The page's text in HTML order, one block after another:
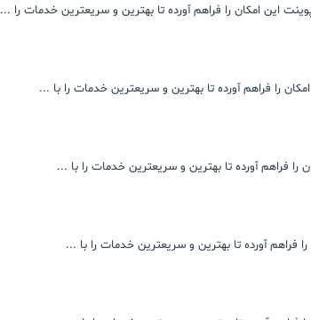
این امکان را فراهم آورده تا بهترین و سریعترین خدمات را ...
را فراهم آورده تا بهترین و سریعترین خدمات را با ...
را فراهم آورده تا بهترین و سریعترین خدمات را با ...
فراهم آورده تا بهترین و سریعترین خدمات را با ...